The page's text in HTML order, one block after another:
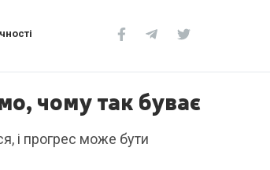
чому так буває
і прогрес може бути